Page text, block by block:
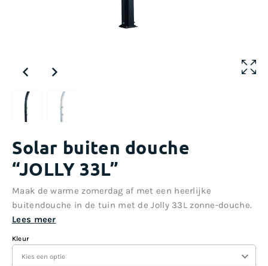
Solar buiten douche
“JOLLY 33L”
Maak de warme zomerdag af met een heerlijke
buitendouche in de tuin met de Jolly 33L zonne-douche.
Lees meer
Kleur